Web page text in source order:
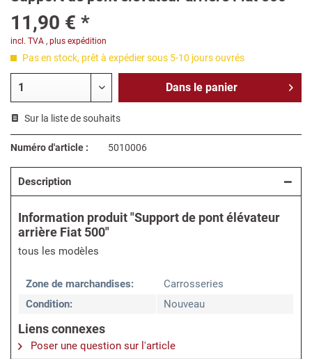
11,90 € *
incl. TVA , plus expédition
Pas en stock, prêt à expédier sous 5-10 jours ouvrés
Dans le panier
Sur la liste de souhaits
Numéro d'article : 5010006
Description
Information produit "Support de pont élévateur
arrière Fiat 500"
tous les modèles
Zone de marchandises:
Carrosseries
Condition:
Nouveau
Liens connexes
Poser une question sur l'article